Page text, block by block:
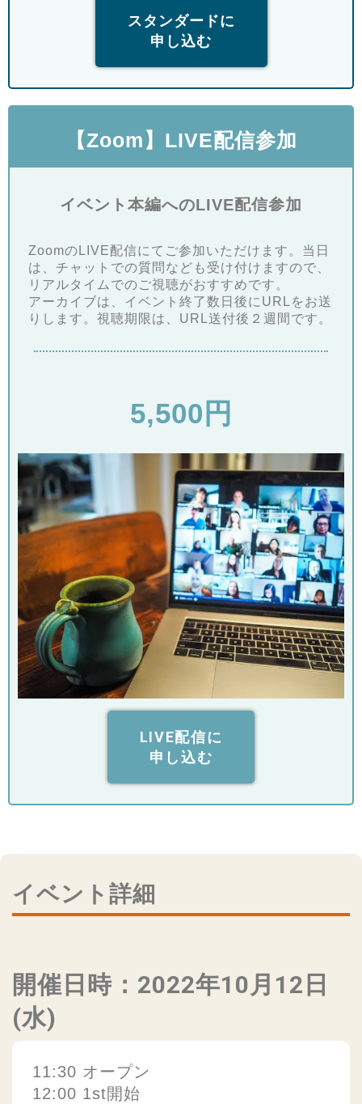
スタンダードに
申し込む
【Zoom】LIVE配信参加
イベント本編へのLIVE配信参加
ZoomのLIVE配信にてご参加いただけます。当日
は、チャットでの質問なども受け付けますので、
リアルタイムでのご視聴がおすすめです。
アーカイブは、イベント終了数日後にURLをお送
りします。視聴期限は、URL送付後２週間です。
5,500円
LIVE配信に
申し込む
イベント詳細
開催日時：2022年10月12日
(水)
11:30 オープン
12:00 1st開始